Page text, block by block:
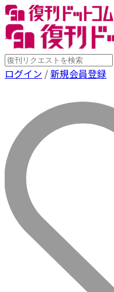
ログイン /新規会員登録